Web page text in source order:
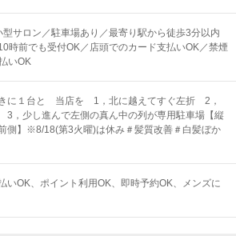
型サロン／駐車場あり／最寄り駅から徒歩3分以内
時前でも受付OK／店頭でのカード支払いOK／禁煙
いOK
に１台と 当店を 1，北に越えてすぐ左折 2，
3，少し進んで左側の真ん中の列が専用駐車場【縦
側】※8/18(第3火曜)は休み＃髪質改善＃白髪ぼか
いOK ポイント利用OK 即時予約OK
メンズに